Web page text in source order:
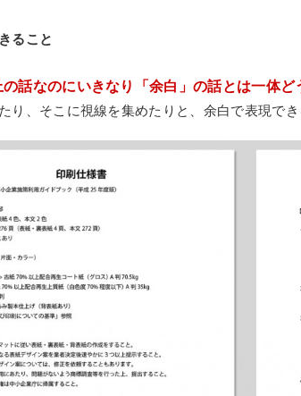
ること
話なのにいきなり「余白」の話とは一体ど
り、そこに視線を集めたりと、余白で表現でき